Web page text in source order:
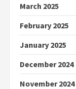
March 2025
February 2025
January 2025
December 2024
November 2024